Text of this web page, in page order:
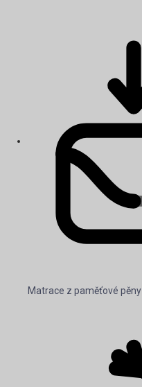
Matrace z paměťové pěny